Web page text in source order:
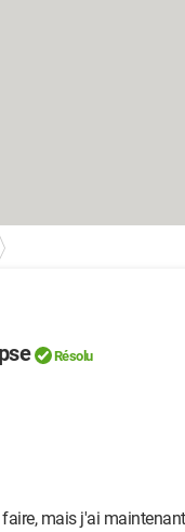
Résolu
mais j'ai